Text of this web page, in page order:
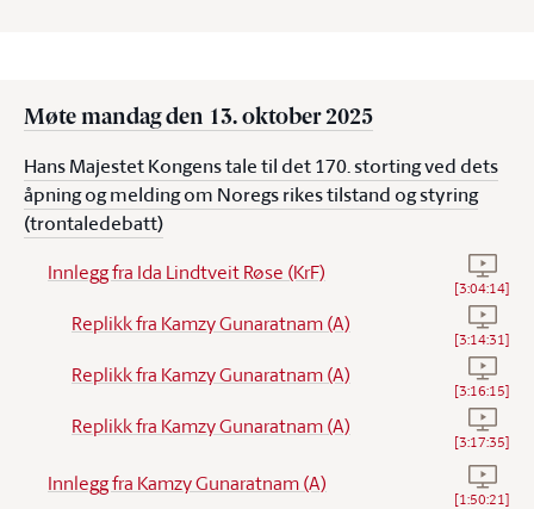
Møte mandag den 13. oktober 2025
Hans Majestet Kongens tale til det 170. storting ved dets
åpning og melding om Noregs rikes tilstand og styring
(trontaledebatt)
Innlegg fra Ida Lindtveit Røse (KrF) Se
[3:04:14]
Replikk fra Kamzy Gunaratnam (A) Se
[3:14:31]
Replikk fra Kamzy Gunaratnam (A) Se
[3:16:15]
Replikk fra Kamzy Gunaratnam (A) Se
[3:17:35]
Innlegg fra Kamzy Gunaratnam (A) Se
[1:50:21]